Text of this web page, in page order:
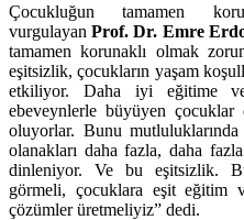
Çocukluğun tamamen
vurgulayan Prof. Dr. Emre
tamamen korunaklı olmak
eşitsizlik, çocukların yaşam
etkiliyor. Daha iyi eğitime
ebeveynlerle büyüyen
oluyorlar. Bunu
olanakları daha fazla, daha
dinleniyor. Ve bu eşitsizlik.
görmeli, çocuklara eşit eğitim
çözümler üretmeliyiz” dedi.